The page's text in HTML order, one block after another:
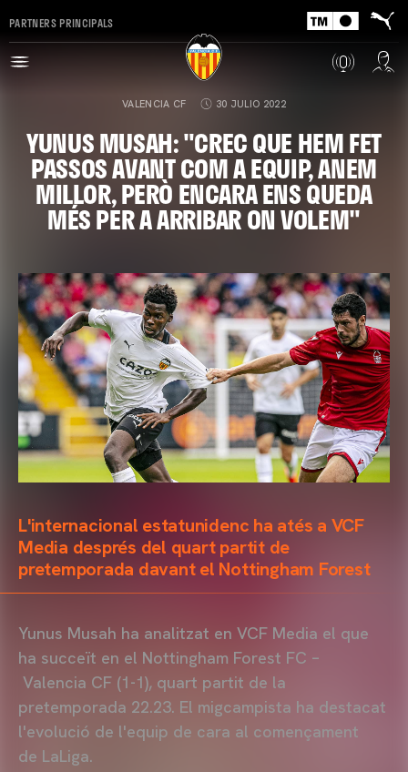
PARTNERS PRINCIPALS
VALENCIA CF 30 JULIO 2022
YUNUS MUSAH: "CREC QUE HEM FET
PASSOS AVANT COM A EQUIP, ANEM
MILLOR, PERÒ ENCARA ENS QUEDA
MÉS PER A ARRIBAR ON VOLEM"
L'internacional estatunidenc ha atés a VCF
Media després del quart partit de
pretemporada davant el Nottingham Forest
Yunus Musah ha analitzat en VCF Media el que
ha succeït en el Nottingham Forest FC –
Valencia CF (1-1), quart partit de la
pretemporada 22.23. El migcampista ha destacat
l'evolució de l'equip de cara al començament
de LaLiga.